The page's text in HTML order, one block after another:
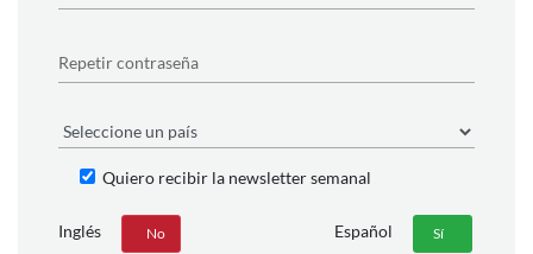
Quiero recibir la newsletter semanal
Inglés
Sí No Español Sí